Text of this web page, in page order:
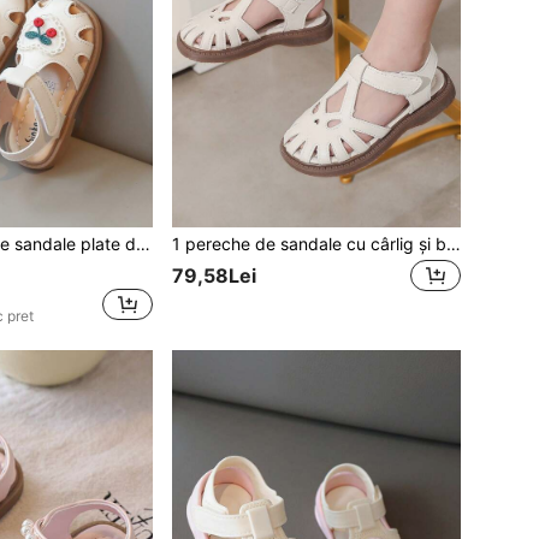
pantofi antiderapanți cu fund moale pentru bebeluși/copii
pret
1 pereche de sandale cu cârlig și buclă pentru copii, sandale casual țesute cu gol, sandale de prințesă, pantofi cu fund moale pentru bebeluși, sandale plate pentru fete și copii, potrivite pentru vară, uscare rapidă, modă, plajă și activități în aer liber, design cu vârful închis
79,58Lei